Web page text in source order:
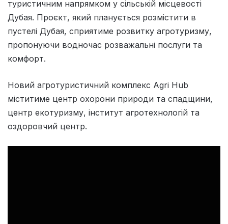
туристичним напрямком у сільській місцевості
Дубая. Проєкт, який планується розмістити в
пустелі Дубая, сприятиме розвитку агротуризму,
пропонуючи водночас розважальні послуги та
комфорт.
Новий агротуристичний комплекс Agri Hub
міститиме центр охорони природи та спадщини,
центр екотуризму, інститут агротехнологій та
оздоровчий центр.